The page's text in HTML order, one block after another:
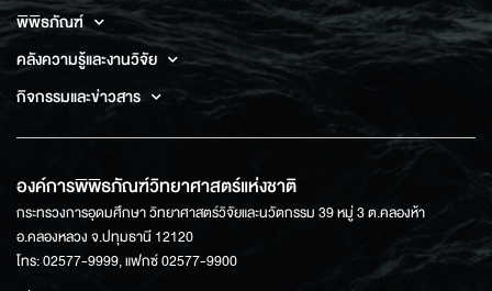
พิพิธภัณฑ์
คลังความรู้และงานวิจัย
กิจกรรมและข่าวสาร
องค์การพิพิธภัณฑ์วิทยาศาสตร์แห่งชาติ
กระทรวงการอุดมศึกษา วิทยาศาสตร์วิจัยและนวัตกรรม 39 หมู่ 3 ต.คลองห้า
อ.คลองหลวง จ.ปทุมธานี 12120
โทร: 02577-9999, แฟกซ์ 02577-9900